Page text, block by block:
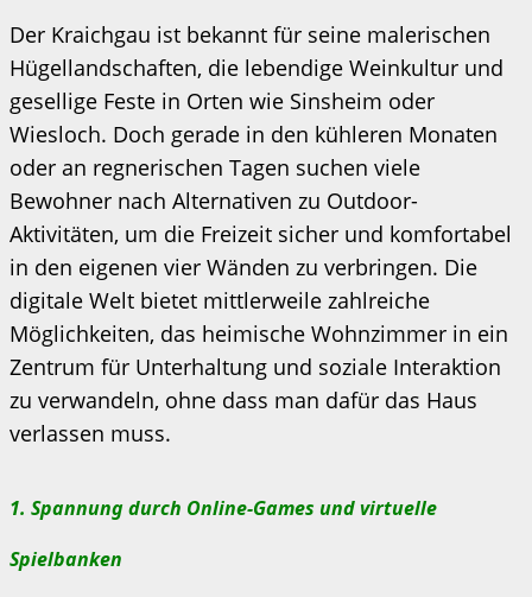
Der Kraichgau ist bekannt für seine malerischen
Hügellandschaften, die lebendige Weinkultur und
gesellige Feste in Orten wie Sinsheim oder
Wiesloch. Doch gerade in den kühleren Monaten
oder an regnerischen Tagen suchen viele
Bewohner nach Alternativen zu Outdoor-
Aktivitäten, um die Freizeit sicher und komfortabel
in den eigenen vier Wänden zu verbringen. Die
digitale Welt bietet mittlerweile zahlreiche
Möglichkeiten, das heimische Wohnzimmer in ein
Zentrum für Unterhaltung und soziale Interaktion
zu verwandeln, ohne dass man dafür das Haus
verlassen muss.
1. Spannung durch Online-Games und virtuelle
Spielbanken